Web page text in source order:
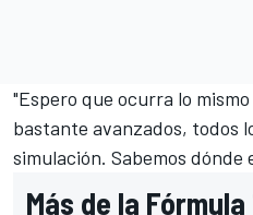
"Espero que ocurra lo
bastante avanzados, todos
simulación. Sabemos dónde
Más de la Fórmula